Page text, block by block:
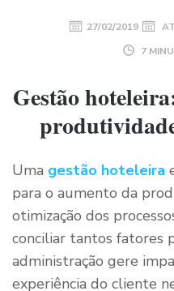
27/02/2019
7
Gestão
Uma gestão hoteleira
para o aumento da
otimização dos
conciliar tantos fatores
administração gere
experiência do cliente